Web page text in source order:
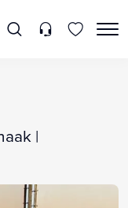
|